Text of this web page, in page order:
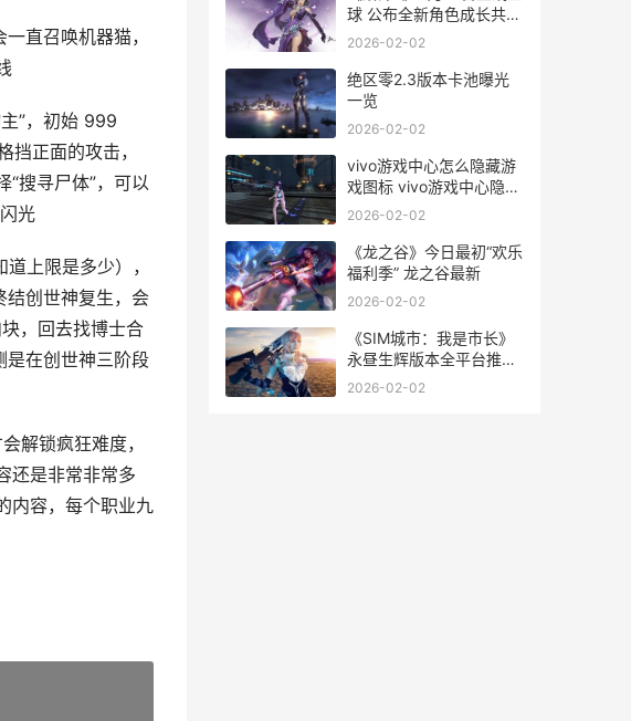
直召唤机器猫，
”，初始 999
正面的攻击，
搜寻尸体”，可以
光
上限是多少），
结创世神复生，会
，回去找博士合
是在创世神三阶段
解锁疯狂难度，
还是非常非常多
内容，每个职业九
球 公布全新角色成长共享
系统 洛汗m好玩吗
2026-02-02
绝区零2.3版本卡池曝光
一览
2026-02-02
vivo游戏中心怎么隐藏游
戏图标 vivo游戏中心隐藏
游戏图标方法 vivo游戏中
2026-02-02
《龙之谷》今日最初“欢乐
福利季” 龙之谷最新
2026-02-02
《SIM城市：我是市长》
永昼生辉版本全平台推出
我是城市人
2026-02-02